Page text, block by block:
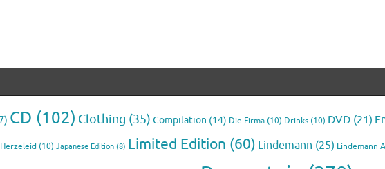
CD (102) Clothing (35) Compilation (14) Die Firma (10) Drinks (10) DVD (21)
Herzeleid (10) Japanese Edition (8) Limited Edition (60) Lindemann (25) Lindemann